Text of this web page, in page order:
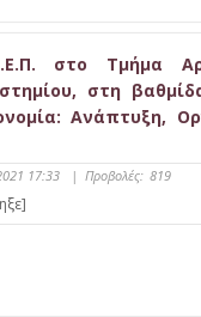
στο Τμήμα
στη
Ανάπτυξη,
17:33 | Προβολές: 819